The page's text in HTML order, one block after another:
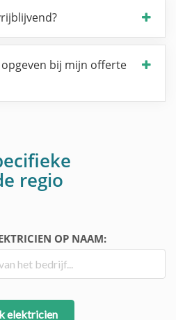
bij mijn offerte
regio
OP NAAM:
elektricien